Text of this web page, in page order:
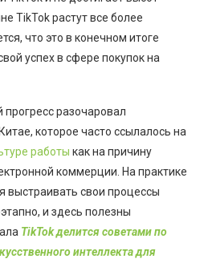
TikTok растут все более
что это в конечном итоге
успех в сфере покупок на
разочаровал
которое часто ссылалось на
работы как на причину
коммерции. На практике
выстраивать свои процессы
и здесь полезны
TikTok делится советами по
интеллекта для